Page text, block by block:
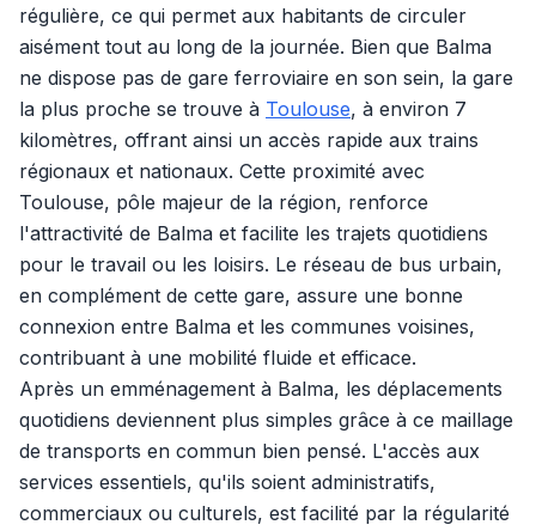
régulière, ce qui permet aux habitants de circuler
aisément tout au long de la journée. Bien que Balma
ne dispose pas de gare ferroviaire en son sein, la gare
la plus proche se trouve à Toulouse, à environ 7
kilomètres, offrant ainsi un accès rapide aux trains
régionaux et nationaux. Cette proximité avec
Toulouse, pôle majeur de la région, renforce
l'attractivité de Balma et facilite les trajets quotidiens
pour le travail ou les loisirs. Le réseau de bus urbain,
en complément de cette gare, assure une bonne
connexion entre Balma et les communes voisines,
contribuant à une mobilité fluide et efficace.
Après un emménagement à Balma, les déplacements
quotidiens deviennent plus simples grâce à ce maillage
de transports en commun bien pensé. L'accès aux
services essentiels, qu'ils soient administratifs,
commerciaux ou culturels, est facilité par la régularité